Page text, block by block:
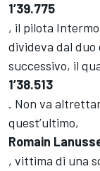
1’39.775
, il pilota
divideva dal
successivo, il
1’38.513
. Non va
quest’ultimo,
Romain
, vittima di una